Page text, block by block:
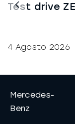
Test drive
4 Agosto 2026
Mercedes-
Benz